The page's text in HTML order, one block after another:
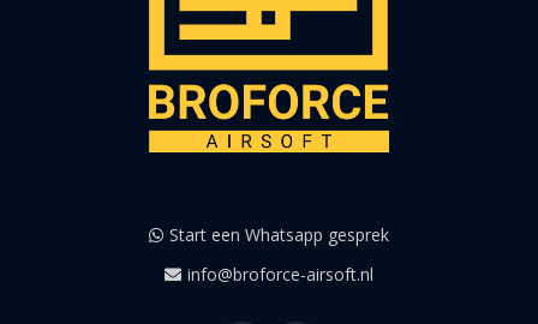
Start een Whatsapp gesprek
info@broforce-airsoft.nl